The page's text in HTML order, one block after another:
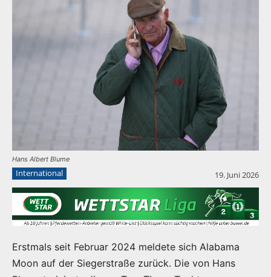
Hans Albert Blume
International 19. Juni 2026
Erstmals seit Februar 2024 meldete sich Alabama
Moon auf der Siegerstraße zurück. Die von Hans